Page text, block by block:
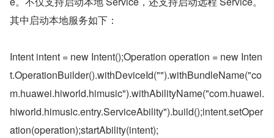
其中启动本地服务如下：
Intent intent = new Intent();Operation operation = new Inten
t.OperationBuilder().withDeviceId("").withBundleName("co
m.huawei.hiworld.himusic").withAbilityName("com.huawei.
hiworld.himusic.entry.ServiceAbility").build();intent.setOper
ation(operation);startAbility(intent);